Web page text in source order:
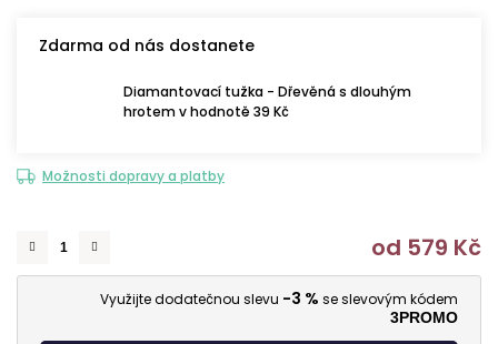
Zdarma od nás dostanete
Diamantovací tužka - Dřevěná s dlouhým
hrotem v hodnotě 39 Kč
Možnosti dopravy a platby
od 579 Kč
Využijte dodatečnou slevu -3 % se slevovým kódem
3PROMO